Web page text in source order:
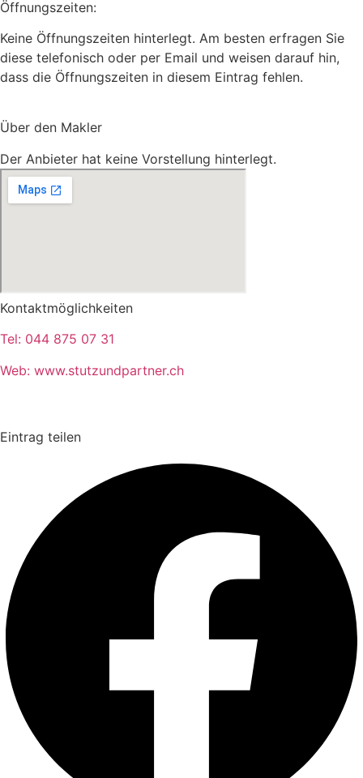
Öffnungszeiten:
Keine Öffnungszeiten hinterlegt. Am besten erfragen Sie
diese telefonisch oder per Email und weisen darauf hin,
dass die Öffnungszeiten in diesem Eintrag fehlen.
Über den Makler
Der Anbieter hat keine Vorstellung hinterlegt.
Kontaktmöglichkeiten
Tel: 044 875 07 31
Web: www.stutzundpartner.ch
Eintrag teilen